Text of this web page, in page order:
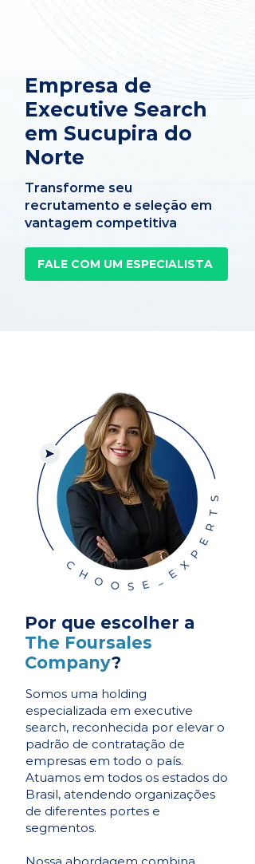
Empresa de
Executive Search
em Sucupira do
Norte
Transforme seu
recrutamento e seleção em
vantagem competitiva
FALE COM UM ESPECIALISTA
Por que escolher a
The Foursales
Company?
Somos uma holding
especializada em executive
search, reconhecida por elevar o
padrão de contratação de
empresas em todo o país.
Atuamos em todos os estados do
Brasil, atendendo organizações
de diferentes portes e
segmentos.